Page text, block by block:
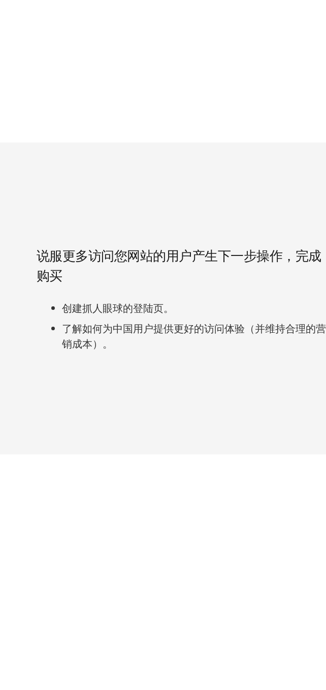
说服更多访问您网站的用户产生下一步操作，完成
购买
创建抓人眼球的登陆页。
了解如何为中国用户提供更好的访问体验（并维持合理的营
销成本）。